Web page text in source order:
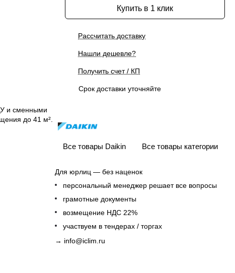
и сменными
до 41 м².
Купить в 1 клик
Рассчитать доставку
Нашли дешевле?
Получить счет / КП
Срок доставки уточняйте
Все товары Daikin Все товары категории
Для юрлиц — без наценок
персональный менеджер решает все вопросы
грамотные документы
возмещение НДС 22%
участвуем в тендерах / торгах
→ info@iclim.ru